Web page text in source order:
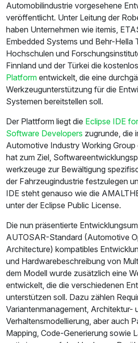
Automobilindustrie vorgesehene
veröffentlicht. Unter Leitung der
haben Unternehmen wie itemis,
Embedded Systems und Behr-
Hochschulen und
Finnland und der Türkei die
Platform entwickelt, die eine
Werkzeugunterstützung für die
Systemen bereitstellen soll.
Der Plattform liegt die Eclipse IDE
Software Developers zugrunde, die
Automotive Industry Working
hat zum Ziel,
werkzeuge zur Bewältigung
der Fahrzeugindustrie festzulegen
IDE steht genauso wie die
unter der Eclipse Public License.
Die nun präsentierte
AUTOSAR-Standard (Automotive
Architecture) kompatibles
und Hardwarebeschreibung von
dem Modell wurde zusätzlich eine
entwickelt, die die verschiedenen
unterstützen soll. Dazu zählen
Variantenmanagement, Architektur-
Verhaltensmodellierung, aber auch
Mapping, Code-Generierung sowie